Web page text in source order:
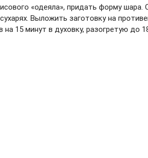
«одеяла», придать форму шара.
Выложить заготовку на
15 минут в духовку, разогретую до